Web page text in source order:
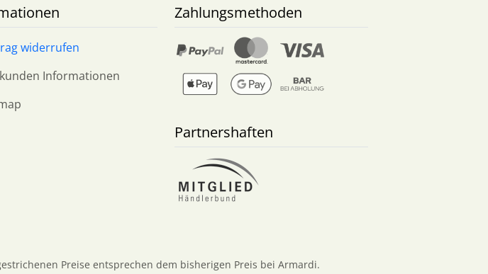
widerrufen
Informationen
Zahlungsmethoden
Partnershaften
Preise entsprechen dem bisherigen Preis bei Armardi.